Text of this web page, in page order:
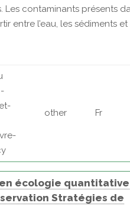
Les contaminants présents
entre l’eau, les sédiments et
other Fr
écologie
Stratégies de